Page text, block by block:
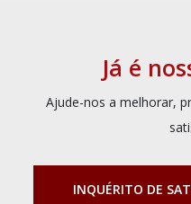
Já é
Ajude-nos a melhorar,
INQUÉRITO DE